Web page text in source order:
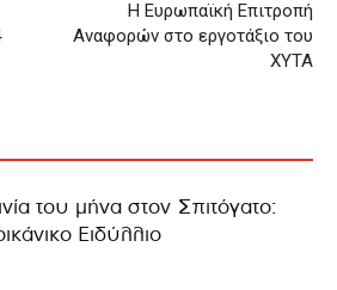
Η Ευρωπαϊκή Επιτροπή
Αναφορών στο εργοτάξιο του
ΧΥΤΑ
του μήνα στον Σπιτόγατο:
Ειδύλλιο